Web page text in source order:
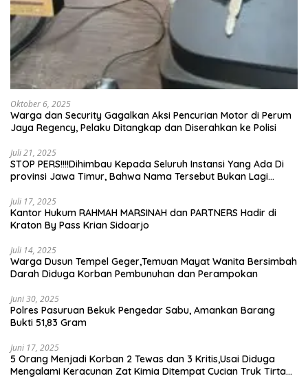
Oktober 6, 2025
Warga dan Security Gagalkan Aksi Pencurian Motor di Perum
Jaya Regency, Pelaku Ditangkap dan Diserahkan ke Polisi
Juli 21, 2025
STOP PERS!!!!Dihimbau Kepada Seluruh Instansi Yang Ada Di
provinsi Jawa Timur, Bahwa Nama Tersebut Bukan Lagi
Juli 17, 2025
Kantor Hukum RAHMAH MARSINAH dan PARTNERS Hadir di
Kraton By Pass Krian Sidoarjo
Juli 14, 2025
Warga Dusun Tempel Geger,Temuan Mayat Wanita Bersimbah
Darah Diduga Korban Pembunuhan dan Perampokan
Juni 30, 2025
Polres Pasuruan Bekuk Pengedar Sabu, Amankan Barang
Bukti 51,83 Gram
Juni 17, 2025
5 Orang Menjadi Korban 2 Tewas dan 3 Kritis,Usai Diduga
Mengalami Keracunan Zat Kimia Ditempat Cucian Truk Tirta